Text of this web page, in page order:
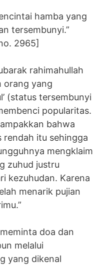
hamba yang
tersembunyi.”
2965]
rahimahullah
orang yang
(status tersembunyi
popularitas.
bahwa
rendah itu sehingga
mengklaim
zuhud justru
kezuhudan. Karena
menarik pujian
doa dan
melalui
yang dikenal